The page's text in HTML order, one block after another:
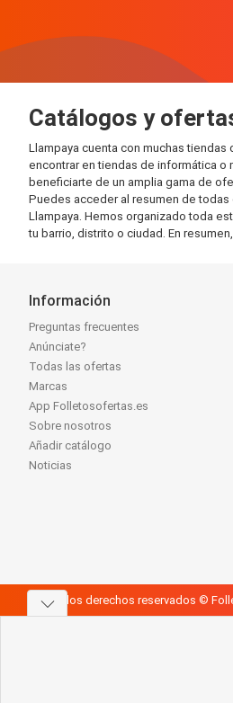
Catálogos y
Llampaya cuenta con muchas
encontrar en tiendas de informática o
beneficiarte de un amplia gama de
Puedes acceder al resumen de
Llampaya. Hemos organizado toda
tu barrio, distrito o ciudad. En
Información
Preguntas frecuentes
Anúnciate?
Todas las ofertas
Marcas
App Folletosofertas.es
Sobre nosotros
Añadir catálogo
Noticias
Todos los derechos reservados ©